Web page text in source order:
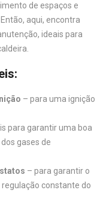
de espaços e
aqui, encontra
ideais para
– para uma ignição
para garantir uma boa
gases de
– para garantir o
constante do